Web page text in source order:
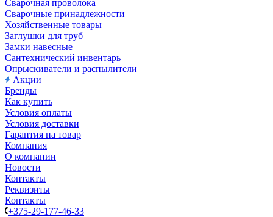
Сварочная проволока
Сварочные принадлежности
Хозяйственные товары
Заглушки для труб
Замки навесные
Сантехнический инвентарь
Опрыскиватели и распылители
Акции
Бренды
Как купить
Условия оплаты
Условия доставки
Гарантия на товар
Компания
О компании
Новости
Контакты
Реквизиты
Контакты
+375-29-177-46-33